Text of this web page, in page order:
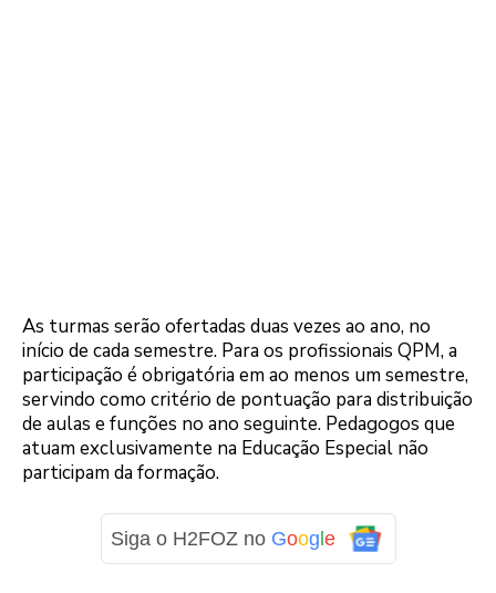
As turmas serão ofertadas duas vezes ao ano, no
início de cada semestre. Para os profissionais QPM, a
participação é obrigatória em ao menos um semestre,
servindo como critério de pontuação para distribuição
de aulas e funções no ano seguinte. Pedagogos que
atuam exclusivamente na Educação Especial não
participam da formação.
Siga o H2FOZ no Goog e